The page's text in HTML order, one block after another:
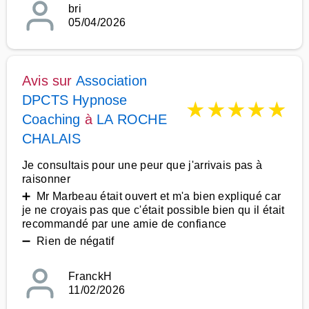
bri
05/04/2026
Avis sur Association
DPCTS Hypnose
Coaching à LA ROCHE
CHALAIS
★★★★★
Je consultais pour une peur que j'arrivais pas à
raisonner
➕ Mr Marbeau était ouvert et m'a bien expliqué car
je ne croyais pas que c'était possible bien qu il était
recommandé par une amie de confiance
➖ Rien de négatif
FranckH
11/02/2026